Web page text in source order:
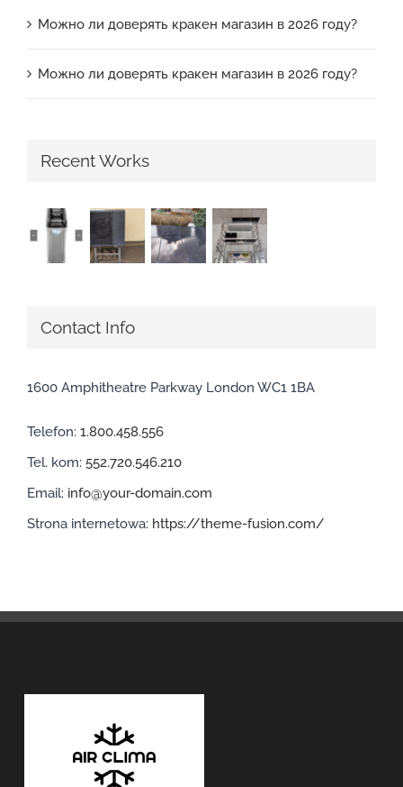
Можно ли доверять кракен магазин в 2026 году?
Можно ли доверять кракен магазин в 2026 году?
Recent Works
Contact Info
1600 Amphitheatre Parkway London WC1 1BA
Telefon: 1.800.458.556
Tel. kom: 552.720.546.210
Email: info@your-domain.com
Strona internetowa: https://theme-fusion.com/